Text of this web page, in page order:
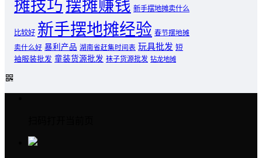
摊技巧摆摊赚钱 新手摆地摊卖什么
比较好 新手摆地摊经验 春节摆地摊
卖什么好 暴利产品 湖南省赶集时间表 玩具批发 短
袖服装批发 童装货源批发 袜子货源批发 钻龙地摊